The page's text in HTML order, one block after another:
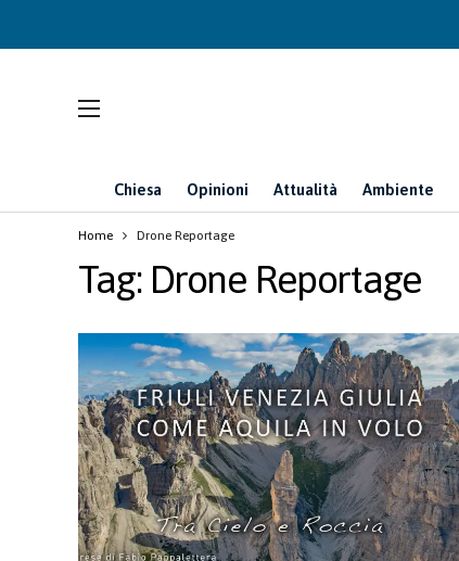
Chiesa Opinioni Attualità Ambiente
Home Drone Reportage
Tag: Drone Reportage